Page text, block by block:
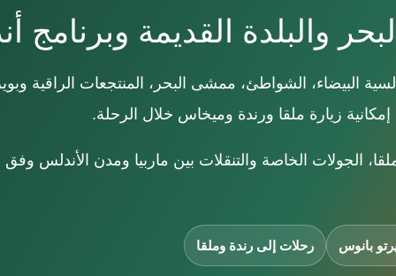
والبلدة القديمة
البيضاء، الشواطئ، ممشى البحر، المنتجعات الراقية
إمكانية زيارة ملقا ورندة وميخاس خلال الرحلة.
الجولات الخاصة والتنقلات بين ماربيا ومدن الأندلس
بانوس رحلات إلى رندة وملقا